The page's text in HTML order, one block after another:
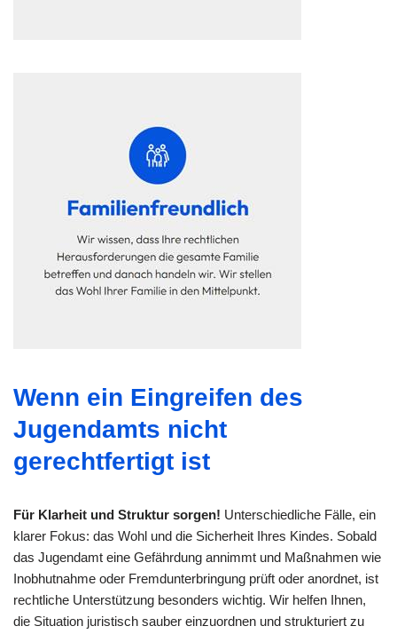
Wenn ein Eingreifen des
Jugendamts nicht
gerechtfertigt ist
Für Klarheit und Struktur sorgen! Unterschiedliche Fälle, ein
klarer Fokus: das Wohl und die Sicherheit Ihres Kindes. Sobald
das Jugendamt eine Gefährdung annimmt und Maßnahmen wie
Inobhutnahme oder Fremdunterbringung prüft oder anordnet, ist
rechtliche Unterstützung besonders wichtig. Wir helfen Ihnen,
die Situation juristisch sauber einzuordnen und strukturiert zu